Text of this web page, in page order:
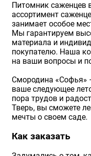
Питомник саженцев
ассортимент
занимает особое
Мы гарантируем
материала и
покупателю. Наша
на ваши вопросы и
Смородина «Софья»
ваше следующее
пора трудов и
Тверь, вы сможете
мечты о своем саде.
Как заказать